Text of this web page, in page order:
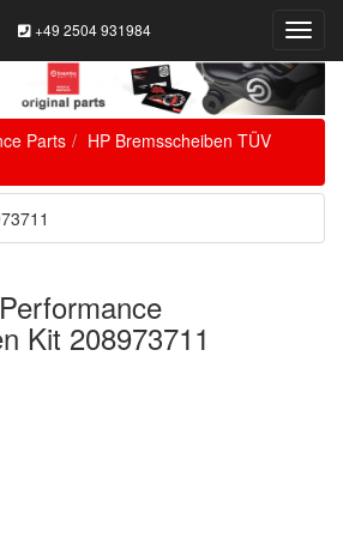
+49 2504 931984
Parts
HP Bremsscheiben TÜV
Kit 208973711